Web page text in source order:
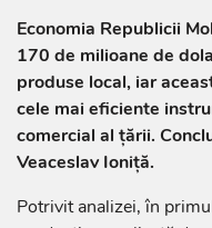
Economia Republicii
170 de milioane de
produse local, iar
cele mai eficiente
comercial al țării.
Veaceslav Ioniță.
Potrivit analizei, în